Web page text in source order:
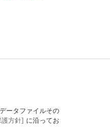
ータファイルその
方針] に沿ってお